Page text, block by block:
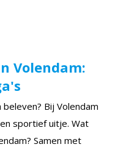
Volendam:
Bij Volendam
sportief uitje. Wat
Samen met